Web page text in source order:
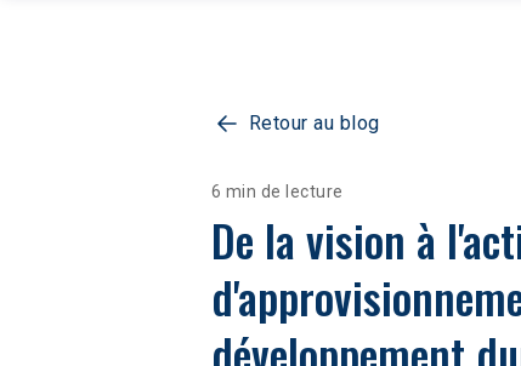
Retour au blog
6 min de lecture
De la vision à